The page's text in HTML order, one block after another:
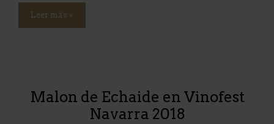
Leer más »
Malon de Echaide en Vinofest
Navarra 2018